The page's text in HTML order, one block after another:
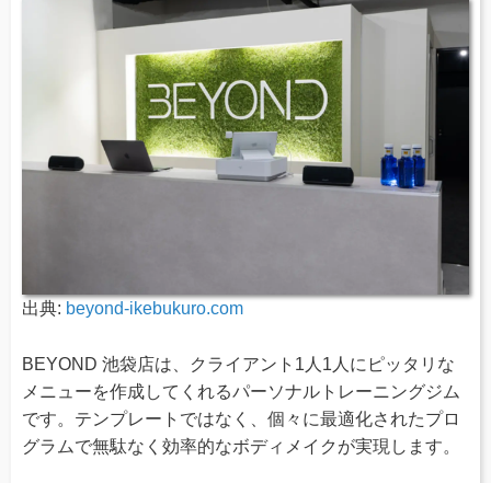
出典: beyond-ikebukuro.com
BEYOND 池袋店は、クライアント1人1人にピッタリな
メニューを作成してくれるパーソナルトレーニングジム
です。テンプレートではなく、個々に最適化されたプロ
グラムで無駄なく効率的なボディメイクが実現します。